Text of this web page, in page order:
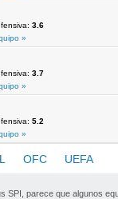
3.6
»
3.7
»
5.2
»
OFC UEFA
SPI, parece que algunos